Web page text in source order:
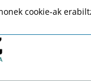
cookie-ak